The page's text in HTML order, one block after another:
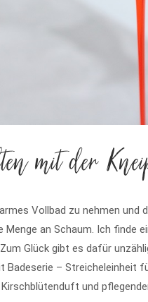
mit der
Vollbad zu nehmen und
an Schaum. Ich finde
Glück gibt es dafür
Badeserie – Streicheleinheit
und